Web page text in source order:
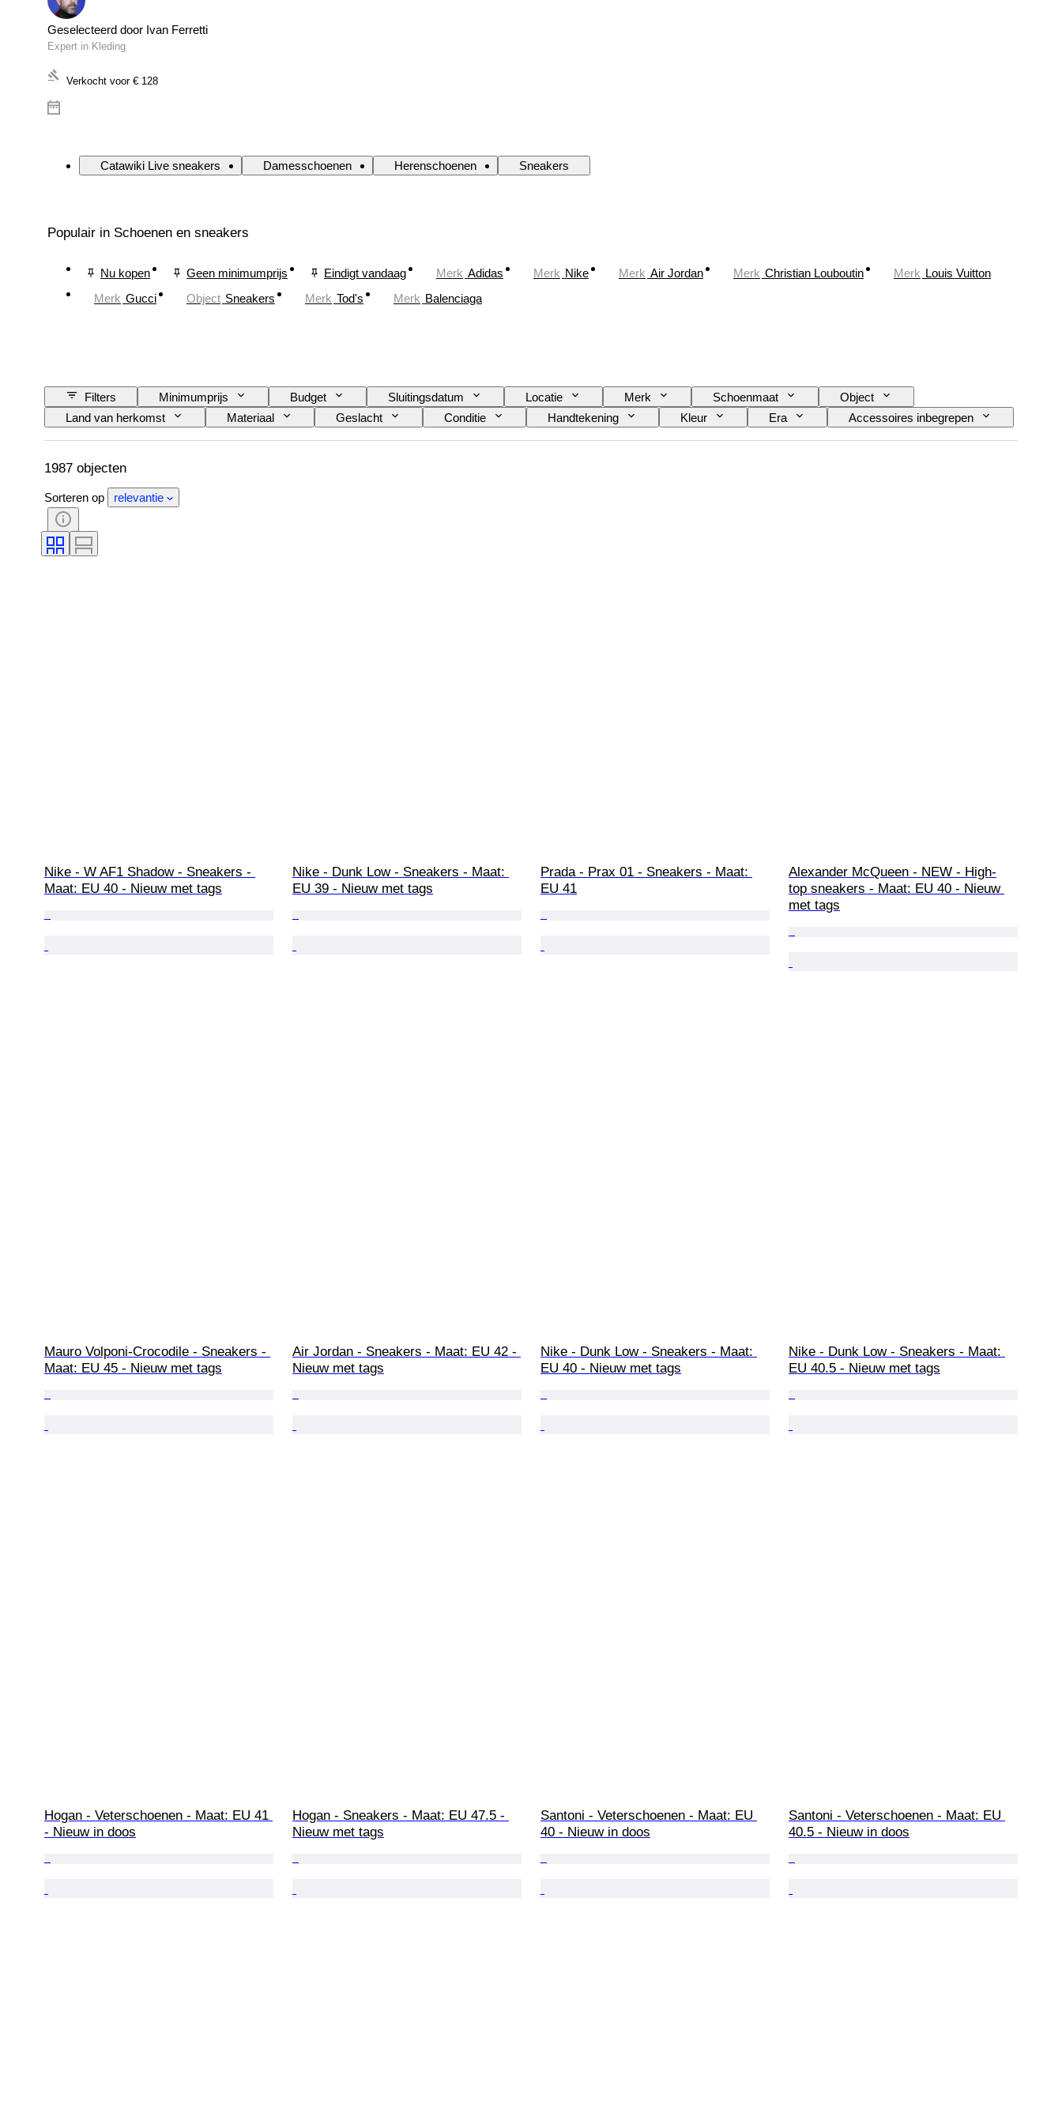
Geselecteerd door Ivan Ferretti
Expert in Kleding
Verkocht voor € 128
Catawiki Live sneakers Damesschoenen Herenschoenen Sneakers
Populair in Schoenen en sneakers
Nu kopen Geen minimumprijs Eindigt vandaag Merk Adidas Merk Nike Merk Air Jordan Merk Christian Louboutin Merk Louis Vuitton
Merk Gucci Object Sneakers Merk Tod's Merk Balenciaga
Filters Minimumprijs Budget Sluitingsdatum Locatie Merk Schoenmaat
Object
Land van herkomst
Materiaal Geslacht Conditie Handtekening Kleur Era
Accessoires inbegrepen
Patroon
Model
1987 objecten
Sorteren op relevantie
Nike - W AF1 Shadow - Sneakers -
Maat: EU 40 - Nieuw met tags
Nike - Dunk Low - Sneakers - Maat:
EU 39 - Nieuw met tags
Prada - Prax 01 - Sneakers - Maat:
EU 41
Alexander McQueen - NEW - High-
top sneakers - Maat: EU 40 - Nieuw
met tags
Mauro Volponi-Crocodile - Sneakers -
Maat: EU 45 - Nieuw met tags
Air Jordan - Sneakers - Maat: EU 42 -
Nieuw met tags
Nike - Dunk Low - Sneakers - Maat:
EU 40 - Nieuw met tags
Nike - Dunk Low - Sneakers - Maat:
EU 40.5 - Nieuw met tags
Hogan - Veterschoenen - Maat: EU 41
- Nieuw in doos
Hogan - Sneakers - Maat: EU 47.5 -
Nieuw met tags
Santoni - Veterschoenen - Maat: EU
40 - Nieuw in doos
Santoni - Veterschoenen - Maat: EU
40.5 - Nieuw in doos